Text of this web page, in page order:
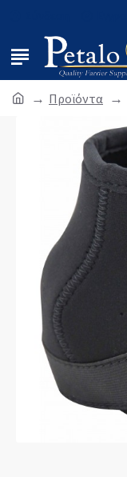
Προϊόντα